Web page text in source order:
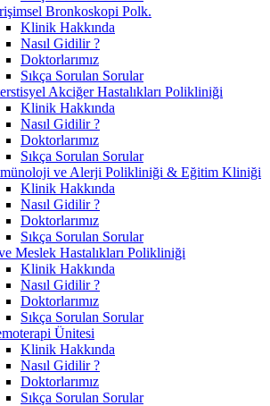
Bronkoskopi Polk.
Klinik Hakkında
Nasıl Gidilir ?
Doktorlarımız
Sıkça Sorulan Sorular
Akciğer Hastalıkları Polikliniği
Klinik Hakkında
Nasıl Gidilir ?
Doktorlarımız
Sıkça Sorulan Sorular
ve Alerji Polikliniği & Eğitim Kliniği
Klinik Hakkında
Nasıl Gidilir ?
Doktorlarımız
Sıkça Sorulan Sorular
Meslek Hastalıkları Polikliniği
Klinik Hakkında
Nasıl Gidilir ?
Doktorlarımız
Sıkça Sorulan Sorular
Ünitesi
Klinik Hakkında
Nasıl Gidilir ?
Doktorlarımız
Sıkça Sorulan Sorular